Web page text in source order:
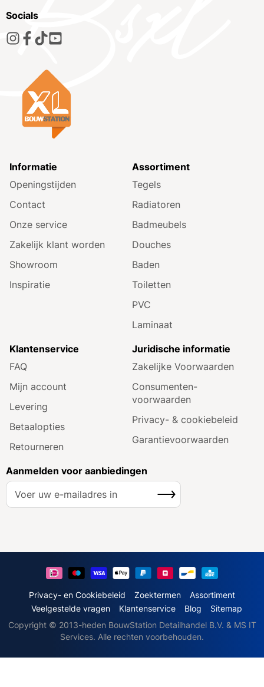
Socials
Informatie
Openingstijden
Contact
Onze service
Zakelijk klant worden
Showroom
Inspiratie
Assortiment
Tegels
Radiatoren
Badmeubels
Douches
Baden
Toiletten
PVC
Laminaat
Klantenservice
FAQ
Mijn account
Levering
Betaalopties
Retourneren
Juridische informatie
Zakelijke Voorwaarden
Consumenten­
voorwaarden
Privacy- & cookiebeleid
Garantie­voorwaarden
Aanmelden voor aanbiedingen
A
e
o
z
Inschrijven
Privacy- en Cookiebeleid Zoektermen
Assortiment
Veelgestelde vragen
Klantenservice Blog
Sitemap
Copyright © 2013-heden BouwStation Detailhandel B.V. & MS IT
Services. Alle rechten voorbehouden.